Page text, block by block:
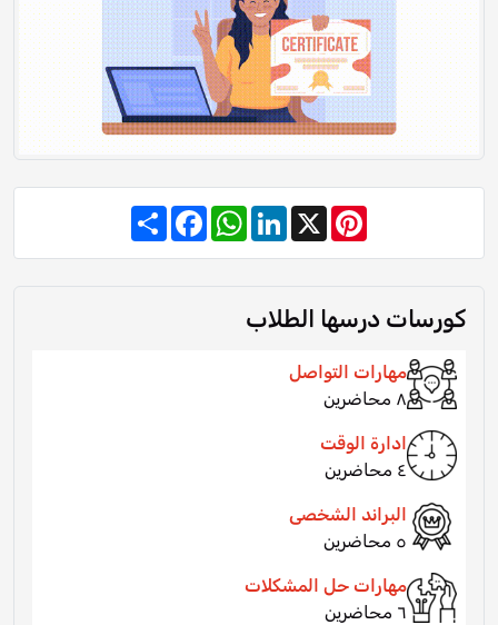
Share
Facebook
WhatsAppLinkedIn X
Pinterest
كورسات درسها الطلاب
مهارات التواصل
٨ محاضرين
ادارة الوقت
٤ محاضرين
البراند الشخصى
٥ محاضرين
مهارات حل المشكلات
٦ محاضرين